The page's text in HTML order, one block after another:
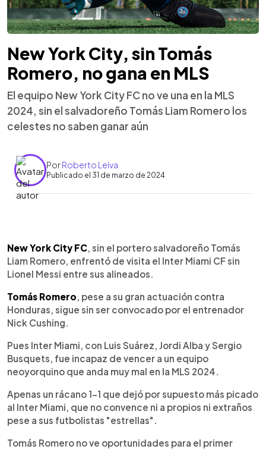
New York City, sin Tomás
Romero, no gana en MLS
El equipo New York City FC no ve una en la MLS
2024, sin el salvadoreño Tomás Liam Romero los
celestes no saben ganar aún
PorRoberto Leiva
Publicado el 31 de marzo de 2024
► Escuchar artículo
New York City FC , sin el portero salvadoreño Tomás
Liam Romero, enfrentó de visita el Inter Miami CF sin
Lionel Messi entre sus alineados.
Tomás Romero , pese a su gran actuación contra
Honduras, sigue sin ser convocado por el entrenador
Nick Cushing.
Pues Inter Miami, con Luis Suárez, Jordi Alba y Sergio
Busquets, fue incapaz de vencer a un equipo
neoyorquino que anda muy mal en la MLS 2024.
Apenas un rácano 1-1 que dejó por supuesto más picado
al Inter Miami, que no convence ni a propios ni extraños
pese a sus futbolistas "estrellas".
Tomás Romero no ve oportunidades para el primer